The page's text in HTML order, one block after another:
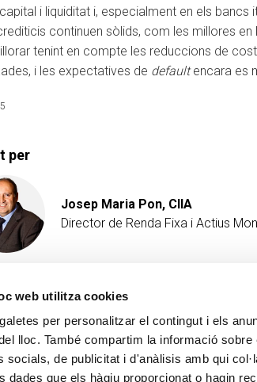
web utilitza cookies
per personalitzar el contingut i els
lloc. També compartim la informació
socials, de publicitat i d'anàlisis amb qui
dades que els hàgiu proporcionat o hagin
i liquiditat i, especialment en els
continuen sòlids, com les millores
tenint en compte les reduccions de
i les expectatives de defaultencara es
per
Josep Maria Pon, CIIA
Director de Renda Fixa i Actius